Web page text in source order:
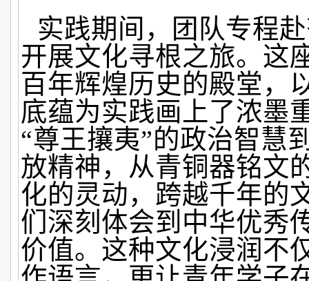
实践期间，团队专程
开展文化寻根之旅。这
百年辉煌历史的殿堂，
底蕴为实践画上了浓墨
“尊王攘夷”的政治智慧
放精神，从青铜器铭文
化的灵动，跨越千年的
们深刻体会到中华优秀
价值。这种文化浸润不